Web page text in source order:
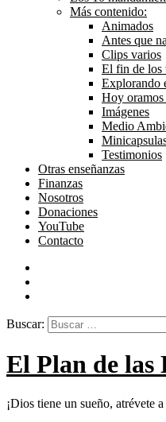
Más contenido:
Animados
Antes que
Clips varios
El fin de los
Explorando
Hoy
Imágenes
Medio
Testimonios
Otras enseñanzas
Finanzas
Nosotros
Donaciones
YouTube
Contacto
Buscar:
El Plan de las
¡Dios tiene un sueño, atrévete